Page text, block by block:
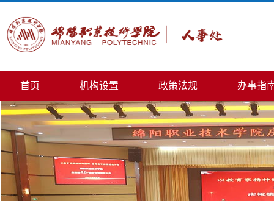
首页 机构设置 政策法规 办事指